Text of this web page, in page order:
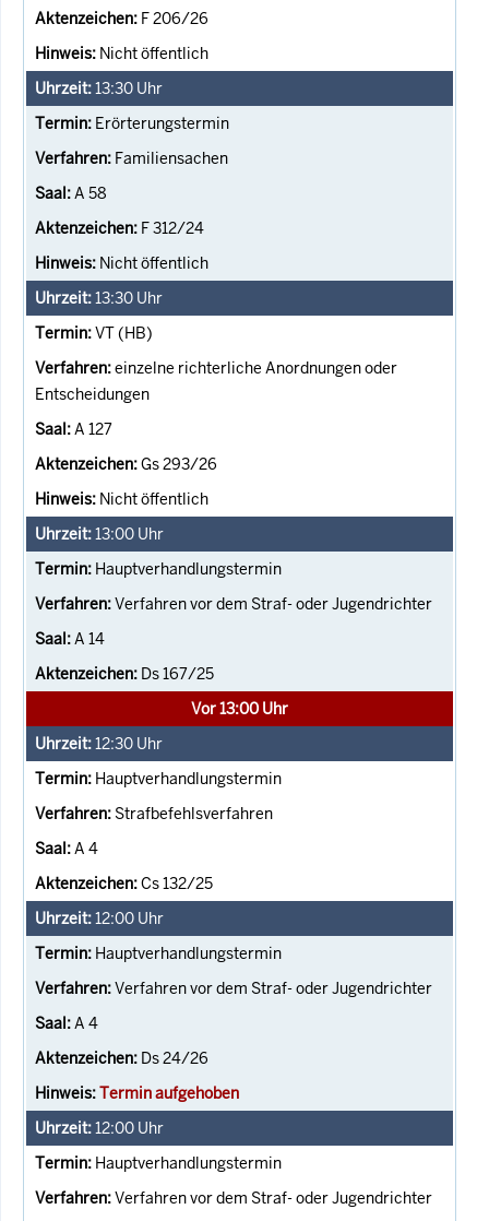
F 206/26
Nicht öffentlich
13:30 Uhr
Erörterungstermin
Familiensachen
A 58
F 312/24
Nicht öffentlich
13:30 Uhr
VT (HB)
einzelne richterliche Anordnungen oder
Entscheidungen
A 127
Gs 293/26
Nicht öffentlich
13:00 Uhr
Hauptverhandlungstermin
Verfahren vor dem Straf- oder Jugendrichter
A 14
Ds 167/25
Vor 13:00 Uhr
12:30 Uhr
Hauptverhandlungstermin
Strafbefehlsverfahren
A 4
Cs 132/25
12:00 Uhr
Hauptverhandlungstermin
Verfahren vor dem Straf- oder Jugendrichter
A 4
Ds 24/26
Termin aufgehoben
12:00 Uhr
Hauptverhandlungstermin
Verfahren vor dem Straf- oder Jugendrichter